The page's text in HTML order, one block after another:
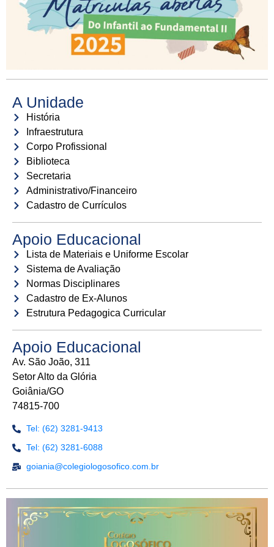
A Unidade
História
Infraestrutura
Corpo Profissional
Biblioteca
Secretaria
Administrativo/Financeiro
Cadastro de Currículos
Apoio Educacional
Lista de Materiais e Uniforme Escolar
Sistema de Avaliação
Normas Disciplinares
Cadastro de Ex-Alunos
Estrutura Pedagogica Curricular
Apoio Educacional
Av. São João, 311
Setor Alto da Glória
Goiânia/GO
74815-700
Tel: (62) 3281-9413
Tel: (62) 3281-6088
goiania@colegiologosofico.com.br